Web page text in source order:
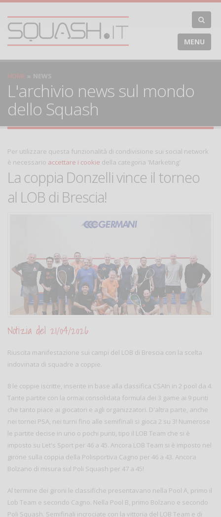
MENU
HOME NEWS
L'archivio news sul mondo
dello Squash
Per utilizzare questa funzionalità di condivisione sui social network
è necessario accettare i cookie della categoria 'Marketing'
La coppia Donzelli vince il torneo
al LOB di Brescia!
Notizia del 21/04/2026
Riuscita manifestazione sui campi del LOB di Brescia con la scelta
indovinata di squadre a coppie.
8 le coppie iscritte, inserite in base alla classifica CSAIn in 2 pool da 4.
Tante partite con la ormai consolidata formula dei 3 game ai 9 punti
che tanto piace ai giocatori e agli organizzatori. D'altra parte, anche
nei tornei PSA, nei turni fino alle semifinali si gioca 2 su 3! Numerose
le partite decise in uno o pochi punti, tipo il LOB Team che si è
imposto su Let's Sport per 46 a 45. Ancora LOB Team si è imposto nel
girone sulla coppia della Polisportiva Cagno per 46 a 43. Ancora
Bolzano di misura sul Poli Squash per 47 a 45!
Al termine dei gironi le classifiche presentavano nella Pool A, primo il
Lob Team e secondo Cagno. Nella Pool B, primo Bolzano e secondo
Poli Squash. Semifinali incrociate con la vittoria del LOB Team e di